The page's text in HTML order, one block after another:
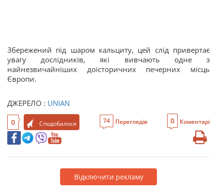
Збережений під шаром кальциту, цей слід привертає
увагу дослідників, які вивчають одне з
найнезвичайніших доісторичних печерних місць
Європи.
ДЖЕРЕЛО : UNIAN
0 Сподобалося 74 Переглядів 0 Коментарі
Відключити рекламу